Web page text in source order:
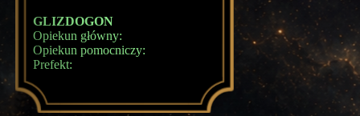
GLIZDOGON
Opiekun główny:
Opiekun pomocniczy:
Prefekt: